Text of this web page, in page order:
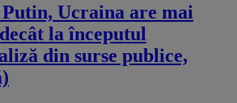
Ucraina are mai
la începutul
din surse publice,